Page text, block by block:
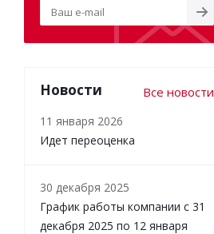
Новости Все новости
11 января 2026
Идет переоценка
30 декабря 2025
График работы компании с 31
декабря 2025 по 12 января